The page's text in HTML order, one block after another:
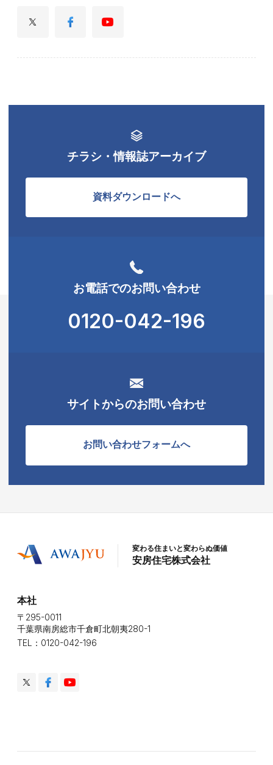
チラシ・情報誌アーカイブ
資料ダウンロードへ
お電話でのお問い合わせ
0120-042-196
サイトからのお問い合わせ
お問い合わせフォームへ
変わる住まいと変わらぬ価値
安房住宅株式会社
本社
〒295-0011
千葉県南房総市千倉町北朝夷280-1
TEL：0120-042-196